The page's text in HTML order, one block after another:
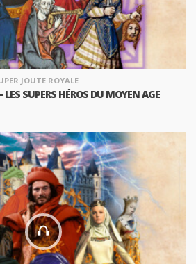
JOUTE ROYALE
LES SUPERS HÉROS DU MOYEN AGE